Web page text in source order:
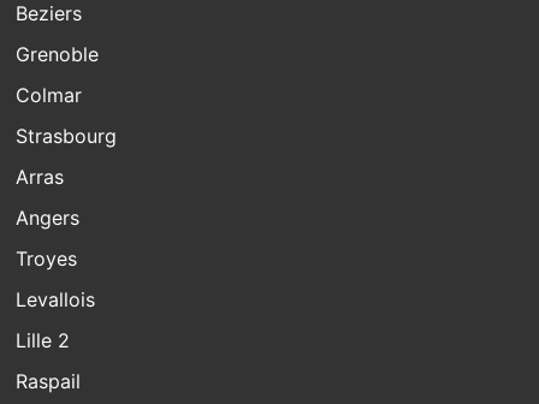
Beziers
Grenoble
Colmar
Strasbourg
Arras
Angers
Troyes
Levallois
Lille 2
Raspail